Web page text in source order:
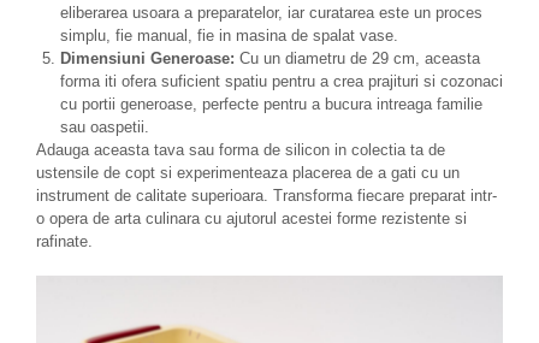
eliberarea usoara a preparatelor, iar curatarea este un proces
simplu, fie manual, fie in masina de spalat vase.
Dimensiuni Generoase: Cu un diametru de 29 cm, aceasta
forma iti ofera suficient spatiu pentru a crea prajituri si cozonaci
cu portii generoase, perfecte pentru a bucura intreaga familie
sau oaspetii.
Adauga aceasta tava sau forma de silicon in colectia ta de
ustensile de copt si experimenteaza placerea de a gati cu un
instrument de calitate superioara. Transforma fiecare preparat intr-
o opera de arta culinara cu ajutorul acestei forme rezistente si
rafinate.